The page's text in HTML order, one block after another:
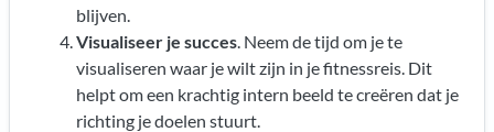
blijven.
Visualiseer je succes. Neem de tijd om je te
visualiseren waar je wilt zijn in je fitnessreis. Dit
helpt om een krachtig intern beeld te creëren dat je
richting je doelen stuurt.